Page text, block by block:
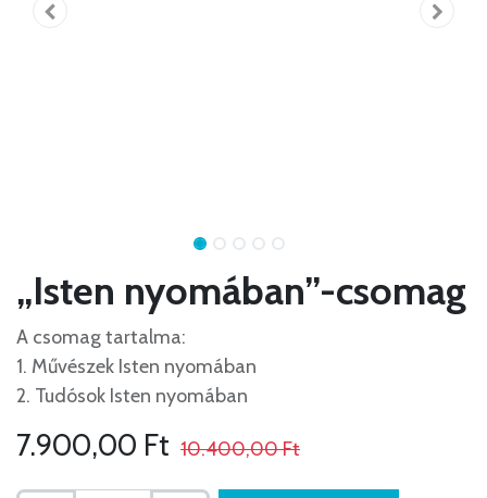
„Isten nyomában”-csomag
A csomag tartalma:
1. Művészek Isten nyomában
2. Tudósok Isten nyomában
7.900,00 Ft 10.400,00Ft